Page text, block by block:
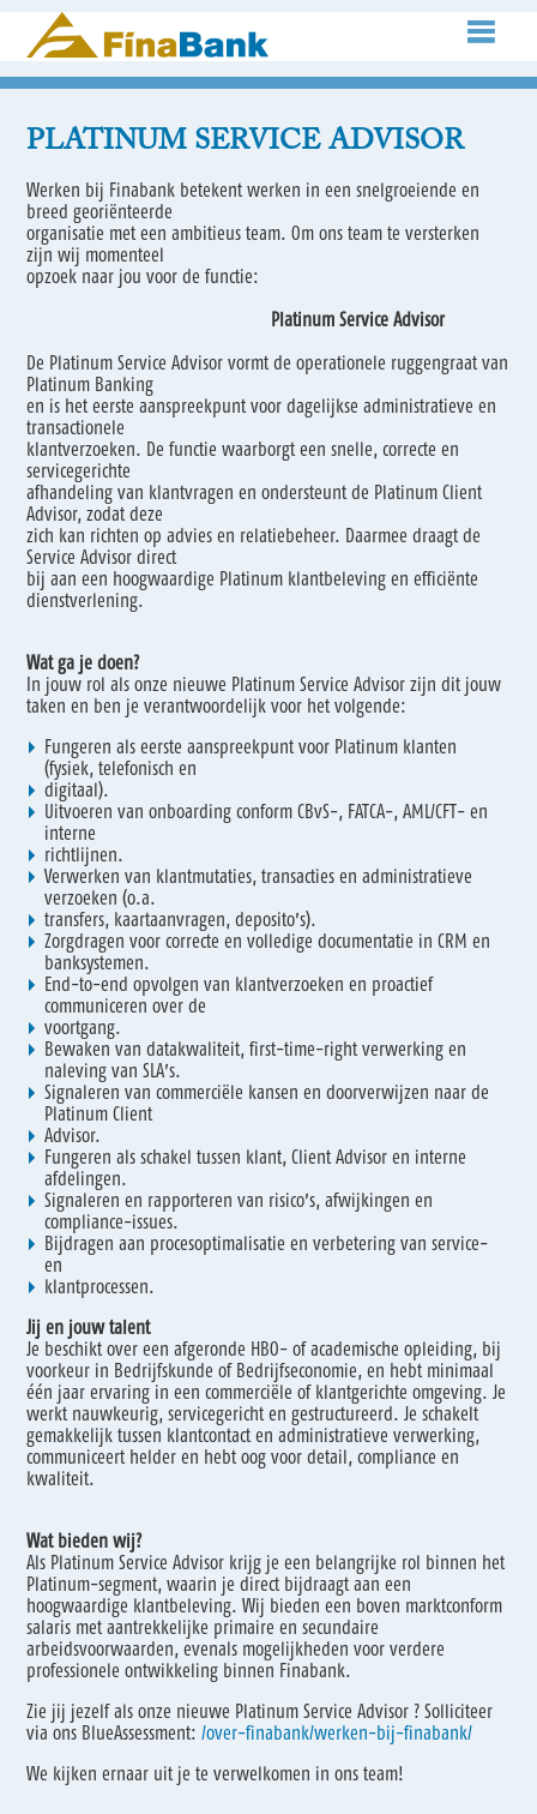
PLATINUM SERVICE ADVISOR
Werken bij Finabank betekent werken in een snelgroeiende en
breed georiënteerde
organisatie met een ambitieus team. Om ons team te versterken
zijn wij momenteel
opzoek naar jou voor de functie:
Platinum Service Advisor
De Platinum Service Advisor vormt de operationele ruggengraat van
Platinum Banking
en is het eerste aanspreekpunt voor dagelijkse administratieve en
transactionele
klantverzoeken. De functie waarborgt een snelle, correcte en
servicegerichte
afhandeling van klantvragen en ondersteunt de Platinum Client
Advisor, zodat deze
zich kan richten op advies en relatiebeheer. Daarmee draagt de
Service Advisor direct
bij aan een hoogwaardige Platinum klantbeleving en efficiënte
dienstverlening.
Wat ga je doen?
In jouw rol als onze nieuwe Platinum Service Advisor zijn dit jouw
taken en ben je verantwoordelijk voor het volgende:
Fungeren als eerste aanspreekpunt voor Platinum klanten
(fysiek, telefonisch en
digitaal).
Uitvoeren van onboarding conform CBvS-, FATCA-, AML/CFT- en
interne
richtlijnen.
Verwerken van klantmutaties, transacties en administratieve
verzoeken (o.a.
transfers, kaartaanvragen, deposito’s).
Zorgdragen voor correcte en volledige documentatie in CRM en
banksystemen.
End-to-end opvolgen van klantverzoeken en proactief
communiceren over de
voortgang.
Bewaken van datakwaliteit, first-time-right verwerking en
naleving van SLA’s.
Signaleren van commerciële kansen en doorverwijzen naar de
Platinum Client
Advisor.
Fungeren als schakel tussen klant, Client Advisor en interne
afdelingen.
Signaleren en rapporteren van risico’s, afwijkingen en
compliance-issues.
Bijdragen aan procesoptimalisatie en verbetering van service-
en
klantprocessen.
Jij en jouw talent
Je beschikt over een afgeronde HBO- of academische opleiding, bij
voorkeur in Bedrijfskunde of Bedrijfseconomie, en hebt minimaal
één jaar ervaring in een commerciële of klantgerichte omgeving. Je
werkt nauwkeurig, servicegericht en gestructureerd. Je schakelt
gemakkelijk tussen klantcontact en administratieve verwerking,
communiceert helder en hebt oog voor detail, compliance en
kwaliteit.
Wat bieden wij?
Als Platinum Service Advisor krijg je een belangrijke rol binnen het
Platinum-segment, waarin je direct bijdraagt aan een
hoogwaardige klantbeleving. Wij bieden een boven marktconform
salaris met aantrekkelijke primaire en secundaire
arbeidsvoorwaarden, evenals mogelijkheden voor verdere
professionele ontwikkeling binnen Finabank.
Zie jij jezelf als onze nieuwe Platinum Service Advisor ? Solliciteer
via ons BlueAssessment:/over-finabank/werken-bij-finabank/
We kijken ernaar uit je te verwelkomen in ons team!